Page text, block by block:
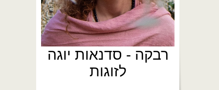
רבקה - סדנאות יוגה
לזוגות